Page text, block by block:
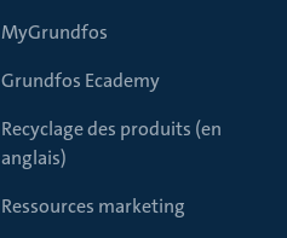
MyGrundfos
Grundfos Ecademy
Recyclage des produits (en
anglais)
Ressources marketing